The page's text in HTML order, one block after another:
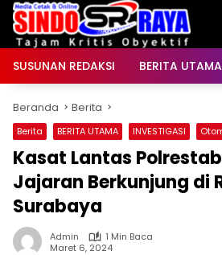
Langsung
konten
SUSUNAN REDAKSI
BERITA UTAMA
Beranda Berita
Berita BERITA UTAMA INVESTIGASI
Kasat Lantas
Jajaran Berkunjung di
Surabaya
Admin
1 Min Baca
Maret 6, 2024